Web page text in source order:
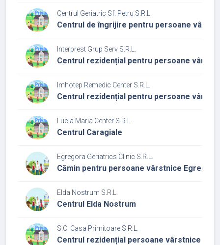
Centrul Geriatric Sf. Petru S.R.L.
Centrul de îngrijire pentru persoane
Interprest Grup Serv S.R.L.
Centrul rezidențial pentru persoane
Imhotep Remedic Center S.R.L.
Centrul rezidențial pentru persoane
Lucia Maria Center S.R.L.
Centrul Caragiale
Egregora Geriatrics Clinic S.R.L.
Cămin pentru persoane vârstnice
Elda Nostrum S.R.L.
Centrul Elda Nostrum
S.C. Casa Primitoare S.R.L.
Centrul rezidențial persoane vârstnice